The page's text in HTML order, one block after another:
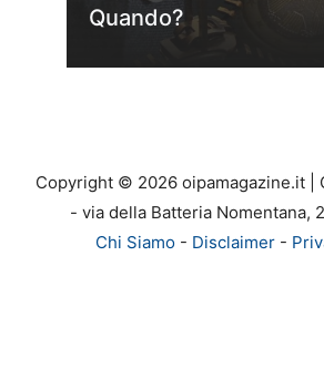
Quando?
Copyright © 2026 oipamagazine.it |
- via della Batteria Nomentana,
Chi Siamo - Disclaimer -